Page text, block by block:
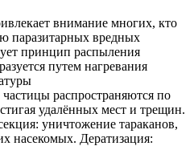
внимание многих, кто
паразитарных вредных
принцип распыления
путем нагревания
распространяются по
удалённых мест и трещин.
уничтожение тараканов,
насекомых. Дератизация: